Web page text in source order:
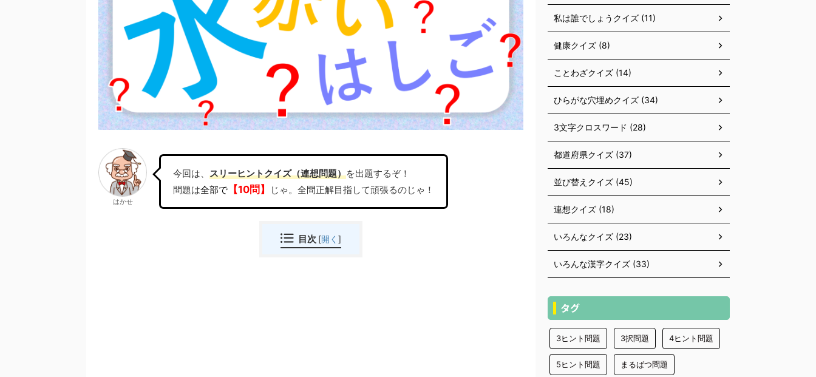
はかせ
今回は、 スリーヒントクイズ（連想問題）を出題するぞ！
問題は全部で 【10問】 じゃ。全問正解目指して頑張るのじゃ！
目次 [開く ]
私は誰でしょうクイズ (11)
健康クイズ (8)
ことわざクイズ (14)
ひらがな穴埋めクイズ (34)
3文字クロスワード (28)
都道府県クイズ (37)
並び替えクイズ (45)
連想クイズ (18)
いろんなクイズ (23)
いろんな漢字クイズ (33)
タグ
3ヒント問題 3択問題 4ヒント問題
5ヒント問題 まるばつ問題